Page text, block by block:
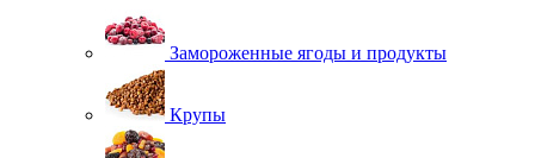
Замороженные ягоды и продукты
Крупы